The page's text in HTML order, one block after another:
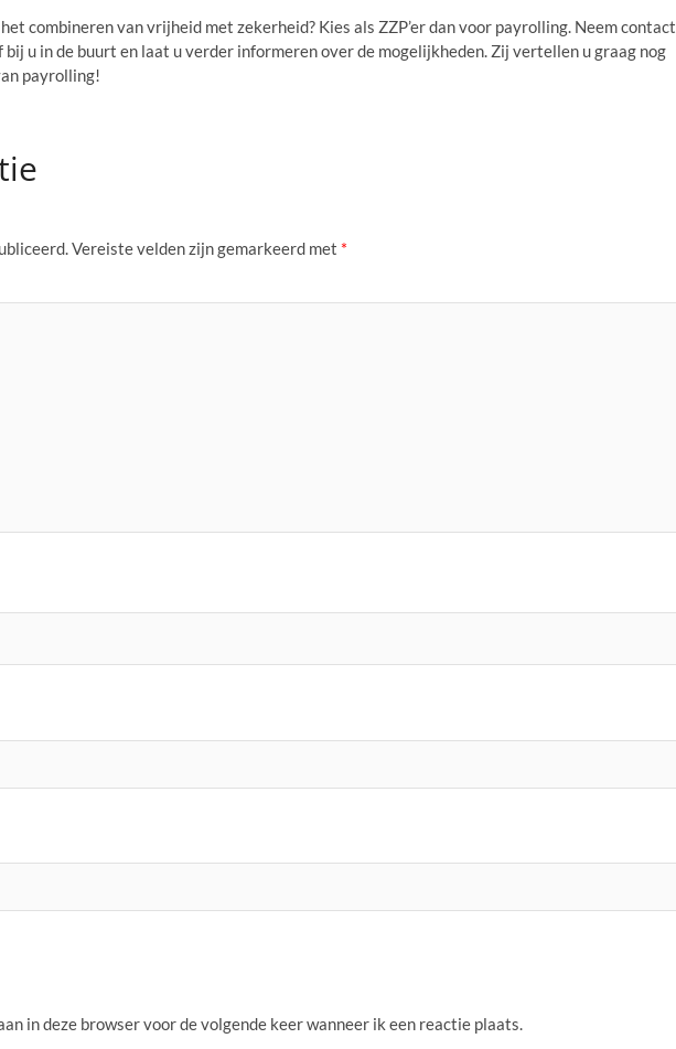
combineren van vrijheid met zekerheid? Kies als ZZP’er dan voor payrolling. Neem contact
u in de buurt en laat u verder informeren over de mogelijkheden. Zij vertellen u graag nog
payrolling!
Vereiste velden zijn gemarkeerd met *
in deze browser voor de volgende keer wanneer ik een reactie plaats.